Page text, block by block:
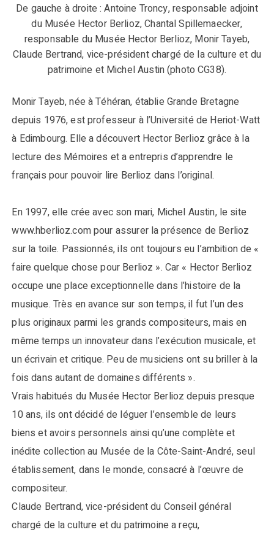
De gauche à droite : Antoine Troncy, responsable adjoint
du Musée Hector Berlioz, Chantal Spillemaecker,
responsable du Musée Hector Berlioz, Monir Tayeb,
Claude Bertrand, vice-président chargé de la culture et du
patrimoine et Michel Austin (photo CG38).
Monir Tayeb, née à Téhéran, établie Grande Bretagne
depuis 1976, est professeur à l’Université de Heriot-Watt
à Edimbourg. Elle a découvert Hector Berlioz grâce à la
lecture des Mémoires et a entrepris d’apprendre le
français pour pouvoir lire Berlioz dans l’original.
En 1997, elle crée avec son mari, Michel Austin, le site
www.hberlioz.com pour assurer la présence de Berlioz
sur la toile. Passionnés, ils ont toujours eu l’ambition de «
faire quelque chose pour Berlioz ». Car « Hector Berlioz
occupe une place exceptionnelle dans l’histoire de la
musique. Très en avance sur son temps, il fut l’un des
plus originaux parmi les grands compositeurs, mais en
même temps un innovateur dans l’exécution musicale, et
un écrivain et critique. Peu de musiciens ont su briller à la
fois dans autant de domaines différents ».
Vrais habitués du Musée Hector Berlioz depuis presque
10 ans, ils ont décidé de léguer l’ensemble de leurs
biens et avoirs personnels ainsi qu’une complète et
inédite collection au Musée de la Côte-Saint-André, seul
établissement, dans le monde, consacré à l’œuvre de
compositeur.
Claude Bertrand, vice-président du Conseil général
chargé de la culture et du patrimoine a reçu,